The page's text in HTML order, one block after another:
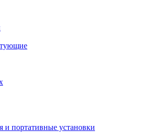
и портативные установки